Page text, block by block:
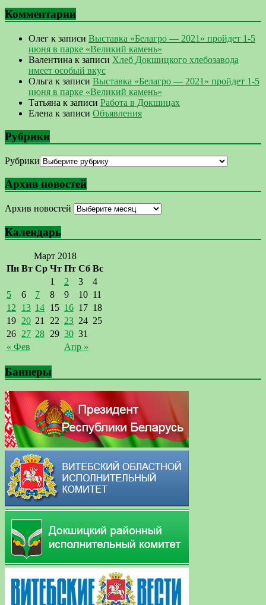
Комментарии
Олег к записи Выставка «Белагро — 2021» пройдет 1-5
июня в парке «Великий камень»
Валентина к записи Хлеб Докшицкого хлебозавода
имеет особый вкус
Ольга к записи Выставка «Белагро — 2021» пройдет 1-5
июня в парке «Великий камень»
Татьяна к записи Работа в Докшицах
Елена к записи Объявления
Рубрики
Рубрики
Архив новостей
Архив новостей
Календарь
Март 2018
Пн Вт Ср Чт Пт Сб Вс
« Фев Апр »
1 2 3
4
5
6 7 8 9 10 11
12
13 14 15 16 17 18
19 20 21 22 23 24 25
26 27 28 29 30 31
Баннеры